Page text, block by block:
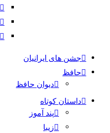
جشن های ایرانیان
حافظ
دیوان حافظ
داستان کوتاه
پند آموز
زیبا